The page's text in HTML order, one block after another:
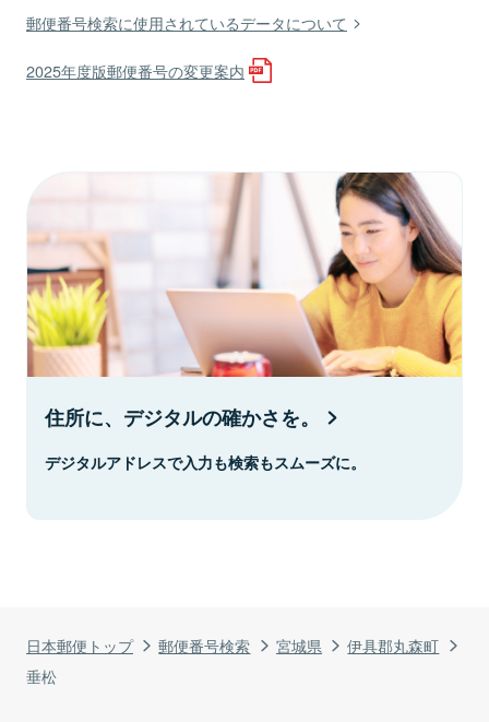
日本郵便トップ 郵便番号検索 宮城県
伊具郡丸森町
垂松
郵便番号検索に使用されているデータについて
2025年度版郵便番号の変更案内
住所に、デジタルの確かさを。
デジタルアドレスで入力も検索もスムーズに。